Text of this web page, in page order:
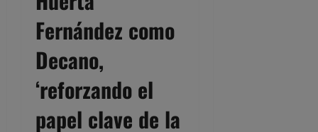
Fernández como
Decano,
‘reforzando el
papel clave de la